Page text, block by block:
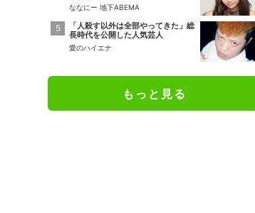
ななにー 地下ABEMA
「人殺す以外は全部やってきた」総
長時代を公開した人気芸人
愛のハイエナ
もっと見る